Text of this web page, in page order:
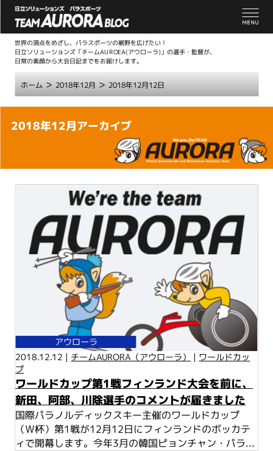
世界の頂点をめざし、パラスポーツの裾野を広げたい！
日立ソリューションズ「チームAUROEA(アウローラ)」の選手・監督が、
日常の素顔から大会日記までをお届けします。
ホーム > 2018年12月 > 2018年12月12日
本
2018年12月アーカイブ
アウローラ
2018.12.12 | チームAURORA（アウローラ） | ワールドカッ
プ
ワールドカップ第1戦フィンランド大会を前に、
新田、阿部、川除選手のコメントが届きました
国際パラノルディックスキー主催のワールドカップ
（Ｗ杯）第1戦が12月12日にフィンランドのボッカテ
ィで開幕します。今年3月の韓国ピョンチャン・パラ...